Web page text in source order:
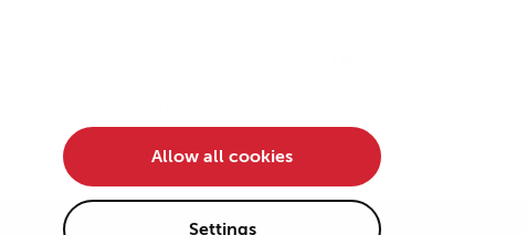
Allow all cookies
Settings
Kontakt